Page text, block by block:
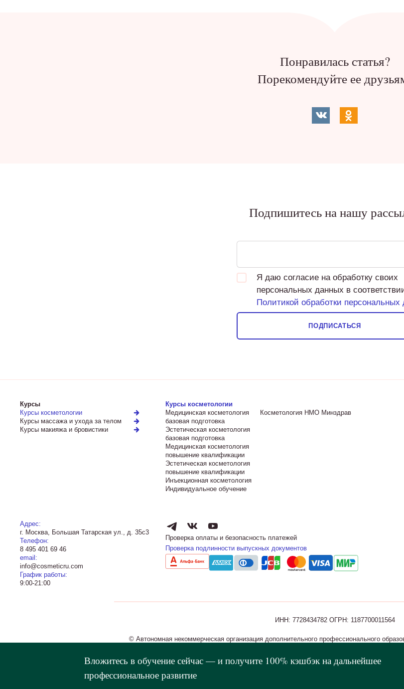
Понравилась статья?
Порекомендуйте ее
Подпишитесь на нашу
Я даю согласие на обработку своих
персональных данных в
Политикой обработки персональных
ПОДПИСАТЬСЯ
Курсы
Курсы косметологии
Курсы массажа и ухода за телом
Курсы макияжа и бровистики
Курсы косметологии
Медицинская косметология
базовая подготовка
Эстетическая косметология
базовая подготовка
Медицинская косметология
повышение квалификации
Эстетическая косметология
повышение квалификации
Инъекционная косметология
Индивидуальное обучение
Косметология НМО Минздрав
Адрес:
г. Москва, Большая Татарская ул., д. 35с3
Телефон:
8 495 401 69 46
email:
info@cosmeticru.com
График работы:
9:00-21:00
Проверка оплаты и безопасность платежей
Проверка подлинности выпускных документов
ИНН: 7728434782 ОГРН: 1187700011564
© Автономная некоммерческая организация дополнительного профессионального
Разработано в Coalla Agency
Вложитесь в обучение сейчас — и получите 100% кэшбэк на дальнейшее
профессиональное развитие